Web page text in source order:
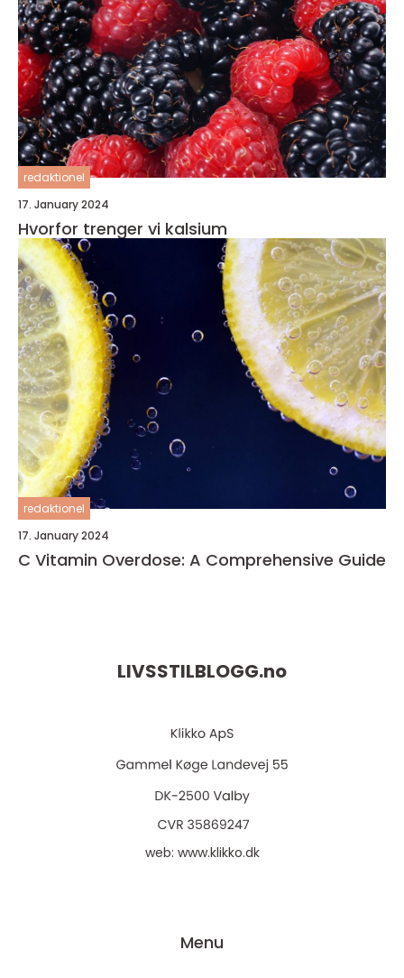
redaktionel
17. January 2024
Hvorfor trenger vi kalsium
redaktionel
17. January 2024
C Vitamin Overdose: A Comprehensive Guide
LIVSSTILBLOGG.no
web: www.klikko.dk
Menu